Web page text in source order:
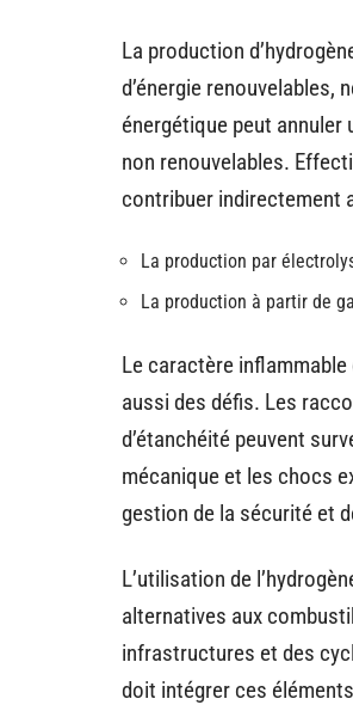
La production
d’énergie
énergétique peut annuler
non renouvelables.
contribuer indirectement
La production par
La production à partir de
Le caractère inflammable
aussi des défis. Les
d’étanchéité peuvent
mécanique et les chocs
gestion de la sécurité et
L’utilisation de
alternatives aux
infrastructures et des
doit intégrer ces